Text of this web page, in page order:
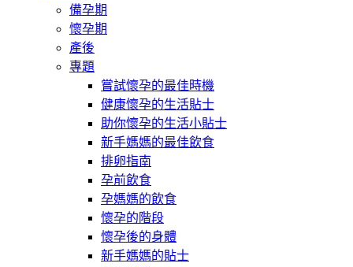
備孕期
懷孕期
產後
專題
嘗試懷孕的最佳時機
健康懷孕的生活貼士
助你懷孕的生活小貼士
新手媽媽的最佳飲食
排卵指南
孕前飲食
孕媽媽的飲食
懷孕的階段
懷孕後的身體
新手媽媽的貼士